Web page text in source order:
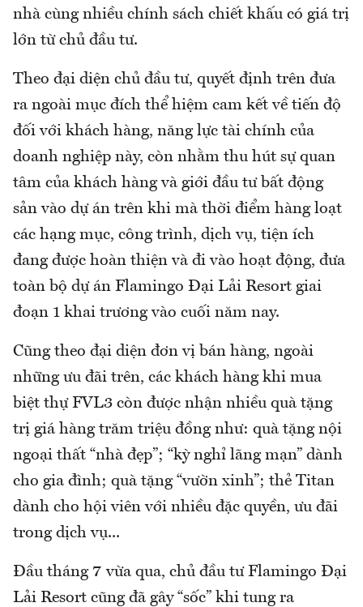
nhà cùng nhiều chính sách chiết khấu có giá trị
lớn từ chủ đầu tư.
Theo đại diện chủ đầu tư, quyết định trên đưa
ra ngoài mục đích thể hiệm cam kết về tiến độ
đối với khách hàng, năng lực tài chính của
doanh nghiệp này, còn nhằm thu hút sự quan
tâm của khách hàng và giới đầu tư bất động
sản vào dự án trên khi mà thời điểm hàng loạt
các hạng mục, công trình, dịch vụ, tiện ích
đang được hoàn thiện và đi vào hoạt động, đưa
toàn bộ dự án Flamingo Đại Lải Resort giai
đoạn 1 khai trương vào cuối năm nay.
Cũng theo đại diện đơn vị bán hàng, ngoài
những ưu đãi trên, các khách hàng khi mua
biệt thự FVL3 còn được nhận nhiều quà tặng
trị giá hàng trăm triệu đồng như: quà tặng nội
ngoại thất “nhà đẹp”; “kỳ nghỉ lãng mạn” dành
cho gia đình; quà tặng “vườn xinh”; thẻ Titan
dành cho hội viên với nhiều đặc quyền, ưu đãi
trong dịch vụ...
Đầu tháng 7 vừa qua, chủ đầu tư Flamingo Đại
Lải Resort cũng đã gây “sốc” khi tung ra